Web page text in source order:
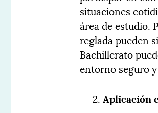
situaciones
área de estudio.
reglada pueden
Bachillerato
entorno seguro
Aplicación